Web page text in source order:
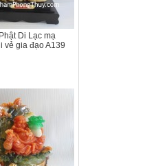
Di Lạc mạ
vẻ gia đạo A139